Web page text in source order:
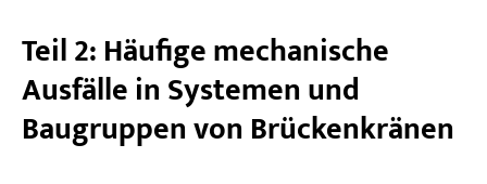
Teil 2: Häufige mechanische
Ausfälle in Systemen und
Baugruppen von Brückenkränen